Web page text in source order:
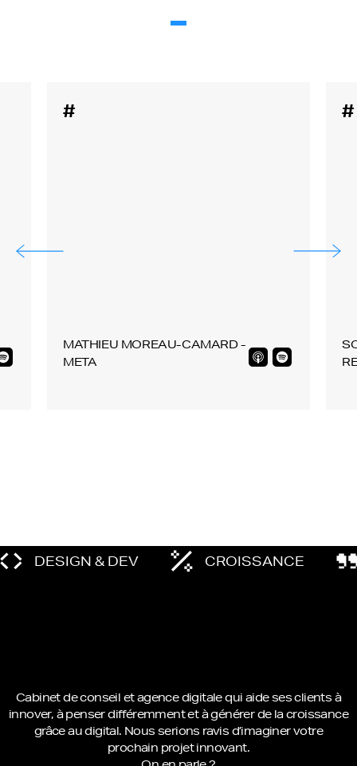
#
MATHIEU MOREAU-CAMARD -
META
#
DESIGN & DEV CROISSANCE
Cabinet de conseil et agence digitale qui aide ses clients à
innover, à penser différemment et à générer de la croissance
grâce au digital. Nous serions ravis d’imaginer votre
prochain projet innovant.